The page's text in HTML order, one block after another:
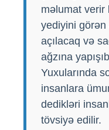
məlumat verir
yediyini görən
açılacaq və
ağzına
Yuxularında
insanlara
dedikləri
tövsiyə edilir.